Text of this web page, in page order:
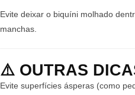
Evite deixar o biquíni molhado
manchas.
⚠️ OUTRAS
Evite superfícies ásperas (como